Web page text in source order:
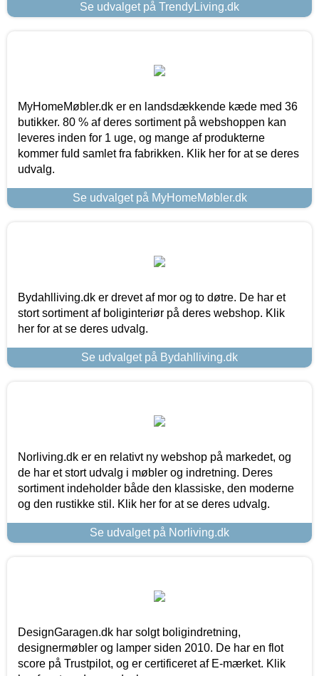
Se udvalget på TrendyLiving.dk
MyHomeMøbler.dk er en landsdækkende kæde med 36
butikker. 80 % af deres sortiment på webshoppen kan
leveres inden for 1 uge, og mange af produkterne
kommer fuld samlet fra fabrikken. Klik her for at se deres
udvalg.
Se udvalget på MyHomeMøbler.dk
Bydahlliving.dk er drevet af mor og to døtre. De har et
stort sortiment af boliginteriør på deres webshop. Klik
her for at se deres udvalg.
Se udvalget på Bydahlliving.dk
Norliving.dk er en relativt ny webshop på markedet, og
de har et stort udvalg i møbler og indretning. Deres
sortiment indeholder både den klassiske, den moderne
og den rustikke stil. Klik her for at se deres udvalg.
Se udvalget på Norliving.dk
DesignGaragen.dk har solgt boligindretning,
designermøbler og lamper siden 2010. De har en flot
score på Trustpilot, og er certificeret af E-mærket. Klik